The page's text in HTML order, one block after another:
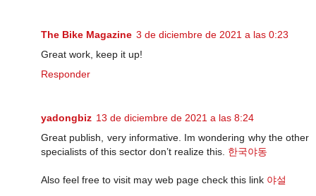
The Bike Magazine 3 de diciembre de 2021 a las 0:23
Great work, keep it up!
Responder
yadongbiz 13 de diciembre de 2021 a las 8:24
Great publish, very informative. Im wondering why the other
specialists of this sector don’t realize this. 한국야동
Also feel free to visit may web page check this link 야설